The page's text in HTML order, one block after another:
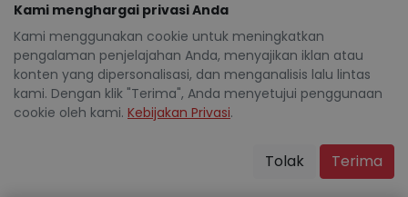
56.238 Km
location_onTangerang Selatan Kota
Kami menghargai privasi Anda
Kami menggunakan cookie untuk meningkatkan
pengalaman penjelajahan Anda, menyajikan iklan atau
konten yang dipersonalisasi, dan menganalisis lalu lintas
kami. Dengan klik "Terima", Anda menyetujui penggunaan
cookie oleh kami. Kebijakan Privasi.
Tolak Terima